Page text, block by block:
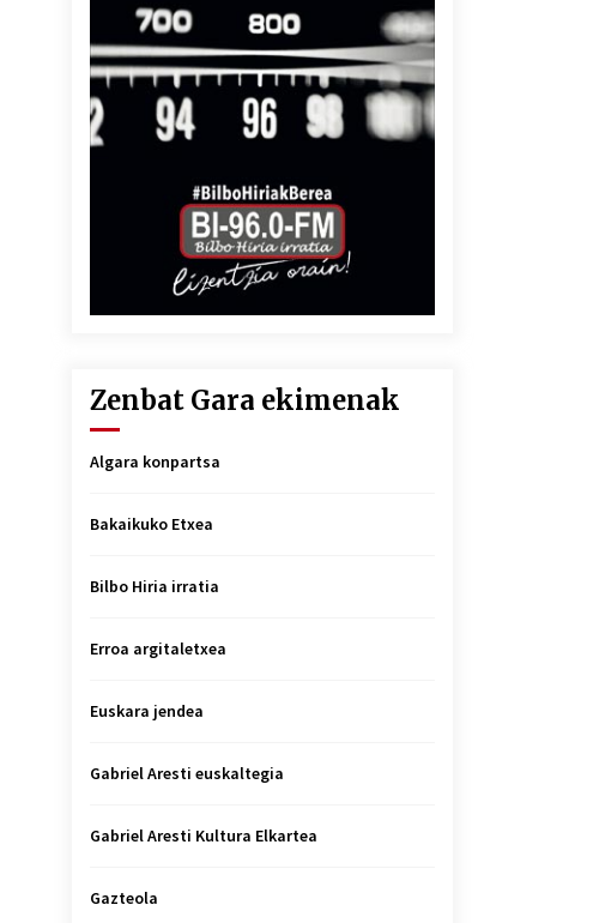
Zenbat Gara ekimenak
Algara konpartsa
Bakaikuko Etxea
Bilbo Hiria irratia
Erroa argitaletxea
Euskara jendea
Gabriel Aresti euskaltegia
Gabriel Aresti Kultura Elkartea
Gazteola